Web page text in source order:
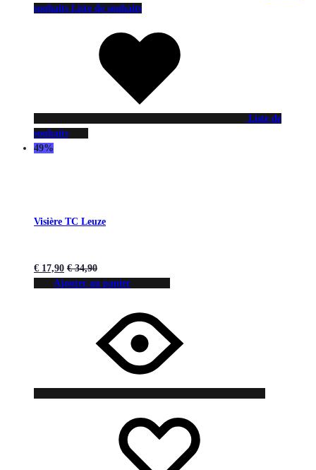
souhaits Liste de souhaits
Liste de
souhaits
49%
Visière TC Leuze
€ 17,90 €34,90
Ajouter au panier